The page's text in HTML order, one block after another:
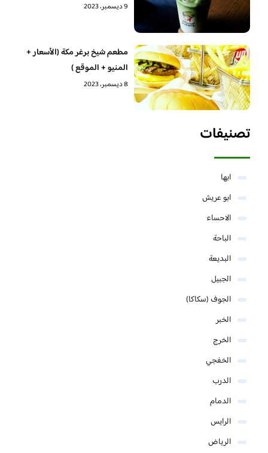
9 ديسمبر، 2023
مطعم شيخ برغر مكة (الأسعار +
المنيو + الموقع )
8 ديسمبر، 2023
تصنيفات
ابها
ابو عريش
الاحساء
الباحة
البديعة
الجبيل
الجوف (سكاكا)
الخبر
الخرج
الخفجي
الدرب
الدمام
الرايس
الرياض